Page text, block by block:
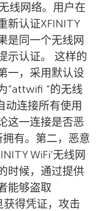
线网络。用户在
新认证XFINITY
是同一个无线网
示认证。 这样的
一，采用默认设
”attwifi “的无线
动连接所有使用
这一连接是否恶
有。第二，恶意
WiFi’无线网
时候，通过提供
能够盗取
获得凭证，攻击